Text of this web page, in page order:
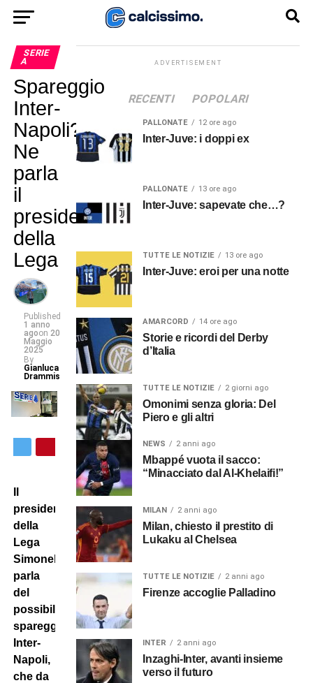
SERIE
A
Spareggio
Inter-
Napoli?
Ne
parla
il
presidente
della
Lega
Published
1 anno
agoon 20
Maggio
2025
By
Gianluca
Drammis
presidente
della
Lega
Simonelli
parla
del
possibile
spareggio
Inter-
Napoli,
che da
ADVERTISEMENT
RECENTI POPOLARI
PALLONATE 12 ore ago
Inter-Juve: i doppi ex
PALLONATE 13 ore ago
Inter-Juve: sapevate che…?
TUTTE LE NOTIZIE 13 ore ago
Inter-Juve: eroi per una notte
AMARCORD 14 ore ago
Storie e ricordi del Derby
d’Italia
TUTTE LE NOTIZIE 2 giorni ago
Omonimi senza gloria: Del
Piero e gli altri
NEWS 2 anni ago
Mbappé vuota il sacco:
“Minacciato dal Al-Khelaifi!”
MILAN 2 anni ago
Milan, chiesto il prestito di
Lukaku al Chelsea
TUTTE LE NOTIZIE 2 anni ago
Firenze accoglie Palladino
INTER 2 anni ago
Inzaghi-Inter, avanti insieme
verso il futuro